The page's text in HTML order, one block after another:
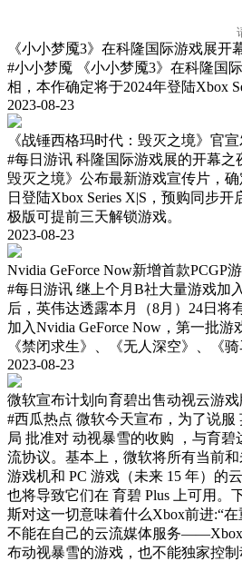
《小小梦魇3》在科隆国际游戏展开
#小小梦魇
《小小梦魇3》在科隆国
相，本作确定将于2024年登陆Xbox
2023-08-23
《战锤西格玛时代：毁灭之境》官
#每日游讯 科隆国际游戏展的开幕之
毁灭之境》公布最新游戏宣传片，
日登陆Xbox Series X|S，预购同步
极版可提前三天解锁游戏。
2023-08-23
Nvidia GeForce Now新增首款PCGP
#每日游讯 继上个月B社大量游戏加
后，英伟达透露本月（8月）24日将
加入Nvidia GeForce Now，第一批游
《禁闭求生》、《无人深空》、《
2023-08-23
微软宣布计划向育碧出售动视云游戏
#西瓜热点 微软今天宣布，为了说服
局 批准对 动视暴雪的收购 ，与育
流协议。基本上，微软将所有当前和
游戏机和 PC 游戏（未来 15 年）的
也将导致它们在 育碧 Plus 上可用。
斯对这一切意味着什么Xbox前进:“
不能在自己的云流媒体服务——Xbox
布动视暴雪的游戏，也不能独家控